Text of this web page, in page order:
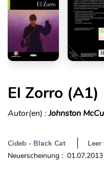
El Zorro (A1)
Autor(en) :Johnston
Cideb - Black Cat
Neuerscheinung : 01.07.2013